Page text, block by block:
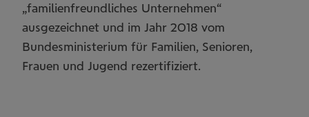
„familienfreundliches Unternehmen“
ausgezeichnet und im Jahr 2018 vom
Bundesministerium für Familien, Senioren,
Frauen und Jugend rezertifiziert.